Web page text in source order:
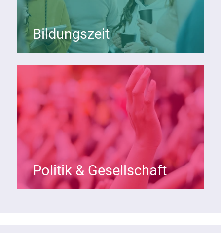
Bildungszeit
Politik & Gesellschaft